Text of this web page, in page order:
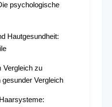
psychologische
Hautgesundheit:
Vergleich zu
Vergleich